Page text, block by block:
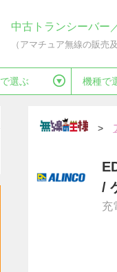
中古トランシーバー
（アマチュア無線の販売
選ぶ 機種で
>
/
充